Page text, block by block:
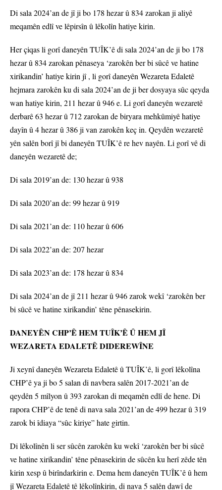
Di sala 2024’an de jî ji bo 178 hezar û 834 zarokan ji aliyê
meqamên edlî ve lêpirsîn û lêkolîn hatiye kirin.
Her çiqas li gorî daneyên TUÎK’ê di sala 2024’an de ji bo 178
hezar û 834 zarokan pênaseya ‘zarokên ber bi sûcê ve hatine
xirikandin’ hatiye kirin jî , li gorî daneyên Wezareta Edaletê
hejmara zarokên ku di sala 2024’an de ji ber dosyaya sûc qeyda
wan hatiye kirin, 211 hezar û 946 e. Li gorî daneyên wezaretê
derbarê 63 hezar û 712 zarokan de biryara mehkûmiyê hatiye
dayîn û 4 hezar û 386 ji van zarokên keç in. Qeydên wezaretê
yên salên borî jî bi daneyên TUÎK’ê re hev nayên. Li gorî vê di
daneyên wezaretê de;
Di sala 2019’an de: 130 hezar û 938
Di sala 2020’an de: 99 hezar û 919
Di sala 2021’an de: 110 hezar û 606
Di sala 2022’an de: 207 hezar
Di sala 2023’an de: 178 hezar û 834
Di sala 2024’an de jî 211 hezar û 946 zarok wekî ‘zarokên ber
bi sûcê ve hatine xirikandin’ têne pênasekirin.
DANEYÊN CHP’Ê HEM TUÎK’Ê Û HEM JÎ
WEZARETA EDALETÊ DIDEREWÎNE
Ji xeynî daneyên Wezareta Edaletê û TUÎK’ê, li gorî lêkolîna
CHP’ê ya ji bo 5 salan di navbera salên 2017-2021’an de
qeydên 5 mîlyon û 393 zarokan di meqamên edlî de hene. Di
rapora CHP’ê de tenê di nava sala 2021’an de 499 hezar û 319
zarok bi îdiaya “sûc kiriye” hate girtin.
Di lêkolînên li ser sûcên zarokên ku wekî ‘zarokên ber bi sûcê
ve hatine xirikandin’ têne pênasekirin de sûcên ku herî zêde tên
kirin xesp û birîndarkirin e. Dema hem daneyên TUÎK’ê û hem
jî Wezareta Edaletê tê lêkolînkirin, di nava 5 salên dawî de